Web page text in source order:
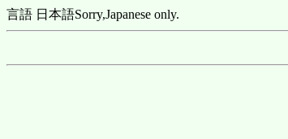
言語 日本語Sorry,Japanese only.